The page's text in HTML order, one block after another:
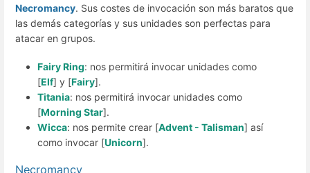
Necromancy. Sus costes de invocación son más baratos que
las demás categorías y sus unidades son perfectas para
atacar en grupos.
Fairy Ring: nos permitirá invocar unidades como
[Elf] y [Fairy].
Titania: nos permitirá invocar unidades como
[Morning Star].
Wicca: nos permite crear [Advent - Talisman] así
como invocar [Unicorn].
Necromancy